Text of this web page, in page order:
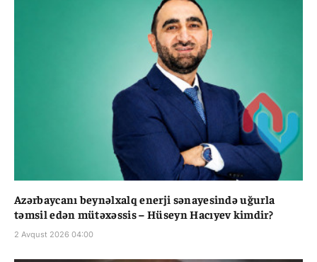
Azərbaycanı beynəlxalq enerji sənayesində uğurla
təmsil edən mütəxəssis – Hüseyn Hacıyev kimdir?
2 Avqust 2026 04:00